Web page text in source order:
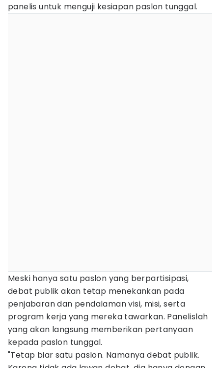
panelis untuk menguji kesiapan paslon tunggal.
Meski hanya satu paslon yang berpartisipasi,
debat publik akan tetap menekankan pada
penjabaran dan pendalaman visi, misi, serta
program kerja yang mereka tawarkan. Panelislah
yang akan langsung memberikan pertanyaan
kepada paslon tunggal.
"Tetap biar satu paslon. Namanya debat publik.